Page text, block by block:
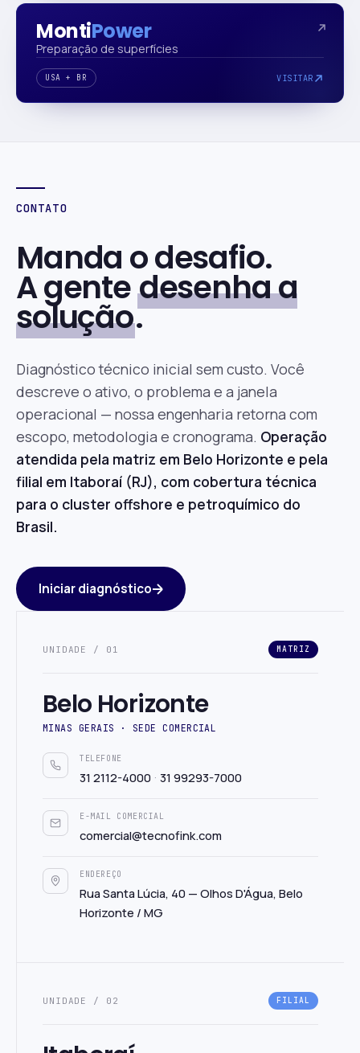
MontiPower
Preparação de superfícies
USA + BR VISITAR
CONTATO
Manda o desafio.
A gentedesenha a
solução.
Diagnóstico técnico inicial sem custo. Você
descreve o ativo, o problema e a janela
operacional — nossa engenharia retorna com
escopo, metodologia e cronograma. Operação
atendida pela matriz em Belo Horizonte e pela
filial em Itaboraí (RJ), com cobertura técnica
para o cluster offshore e petroquímico do
Brasil.
Iniciar diagnóstico
UNIDADE / 01 MATRIZ
Belo Horizonte
MINAS GERAIS · SEDE COMERCIAL
TELEFONE
31 2112-4000 · 31 99293-7000
E-MAIL COMERCIAL
comercial@tecnofink.com
ENDEREÇO
Rua Santa Lúcia, 40 — Olhos D'Água, Belo
Horizonte / MG
UNIDADE / 02 FILIAL